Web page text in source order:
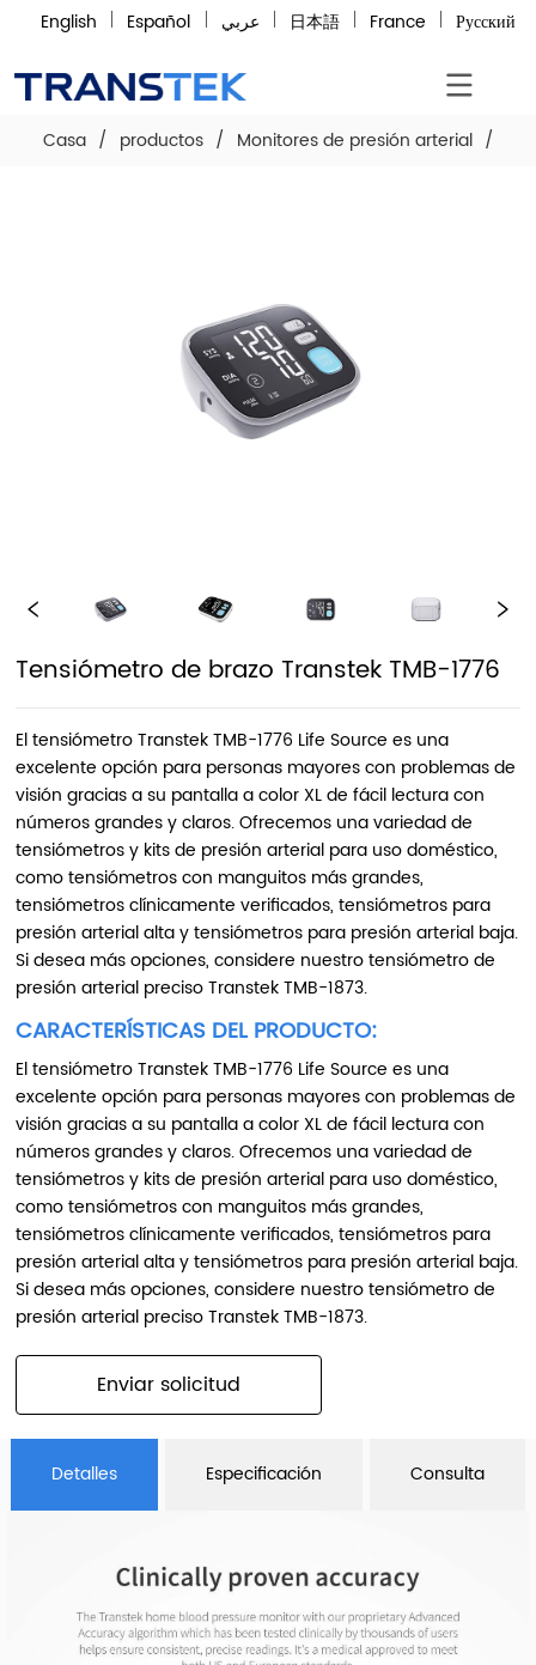
English Español عربي 日本語 France Русский
Casa / productos / Monitores de presión arterial /
Tensiómetro de brazo Transtek TMB-1776
El tensiómetro Transtek TMB-1776 Life Source es una
excelente opción para personas mayores con problemas de
visión gracias a su pantalla a color XL de fácil lectura con
números grandes y claros. Ofrecemos una variedad de
tensiómetros y kits de presión arterial para uso doméstico,
como tensiómetros con manguitos más grandes,
tensiómetros clínicamente verificados, tensiómetros para
presión arterial alta y tensiómetros para presión arterial baja.
Si desea más opciones, considere nuestro tensiómetro de
presión arterial preciso Transtek TMB-1873.
CARACTERÍSTICAS DEL PRODUCTO:
El tensiómetro Transtek TMB-1776 Life Source es una
excelente opción para personas mayores con problemas de
visión gracias a su pantalla a color XL de fácil lectura con
números grandes y claros. Ofrecemos una variedad de
tensiómetros y kits de presión arterial para uso doméstico,
como tensiómetros con manguitos más grandes,
tensiómetros clínicamente verificados, tensiómetros para
presión arterial alta y tensiómetros para presión arterial baja.
Si desea más opciones, considere nuestro tensiómetro de
presión arterial preciso Transtek TMB-1873.
Enviar solicitud
Detalles Especificación Consulta